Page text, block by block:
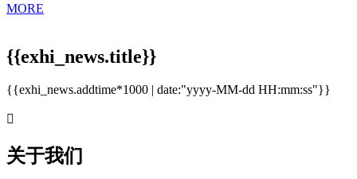
MORE
{{exhi_news.title}}
{{exhi_news.addtime*1000 | date:"yyyy-MM-dd HH:mm:ss"}}

关于我们